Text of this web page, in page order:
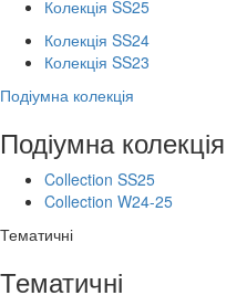
Колекція SS25
Колекція SS24
Колекція SS23
Подіумна колекція
Подіумна колекція
Collection SS25
Collection W24-25
Тематичні
Тематичні